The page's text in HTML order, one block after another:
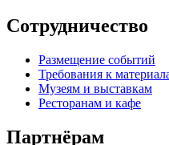
Сотрудничество
Размещение событий
Требования к
Музеям и выставкам
Ресторанам и кафе
Партнёрам